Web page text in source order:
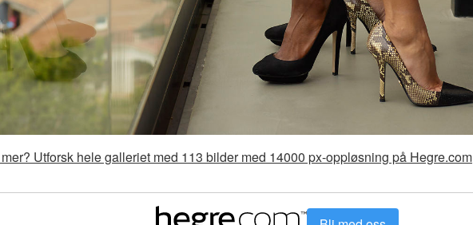
Utforsk hele galleriet med 113 bilder med 14000 px-oppløsning på Hegre.com